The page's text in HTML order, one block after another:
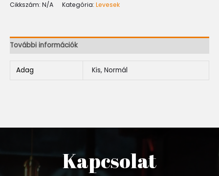
Cikkszám: N/A Kategória: Levesek
További információk
Adag Kis, Normál
Kapcsolat